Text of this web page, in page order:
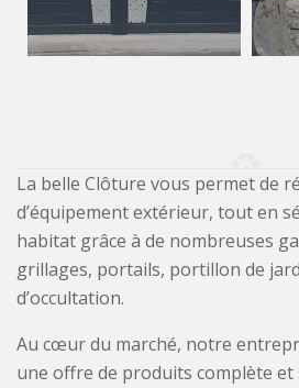
La belle Clôture vous permet de
d’équipement extérieur, tout en
habitat grâce à de nombreuses
grillages, portails, portillon de
d’occultation.
Au cœur du marché, notre
une offre de produits complète et